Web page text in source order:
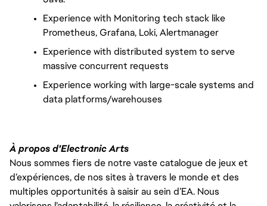
Experience with Monitoring tech stack like
Prometheus, Grafana, Loki, Alertmanager
Experience with distributed system to serve
massive concurrent requests
Experience working with large-scale systems and
data platforms/warehouses
À propos d'Electronic Arts
Nous sommes fiers de notre vaste catalogue de jeux et
d’expériences, de nos sites à travers le monde et des
multiples opportunités à saisir au sein d’EA. Nous